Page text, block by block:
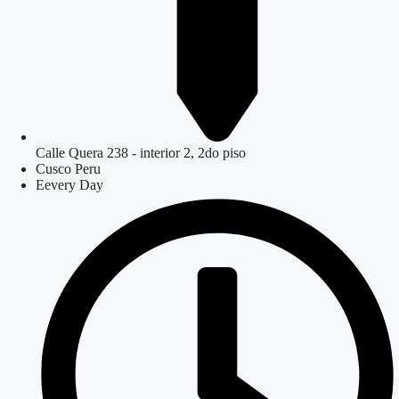
Calle Quera 238 - interior 2, 2do piso
Cusco Peru
Eevery Day